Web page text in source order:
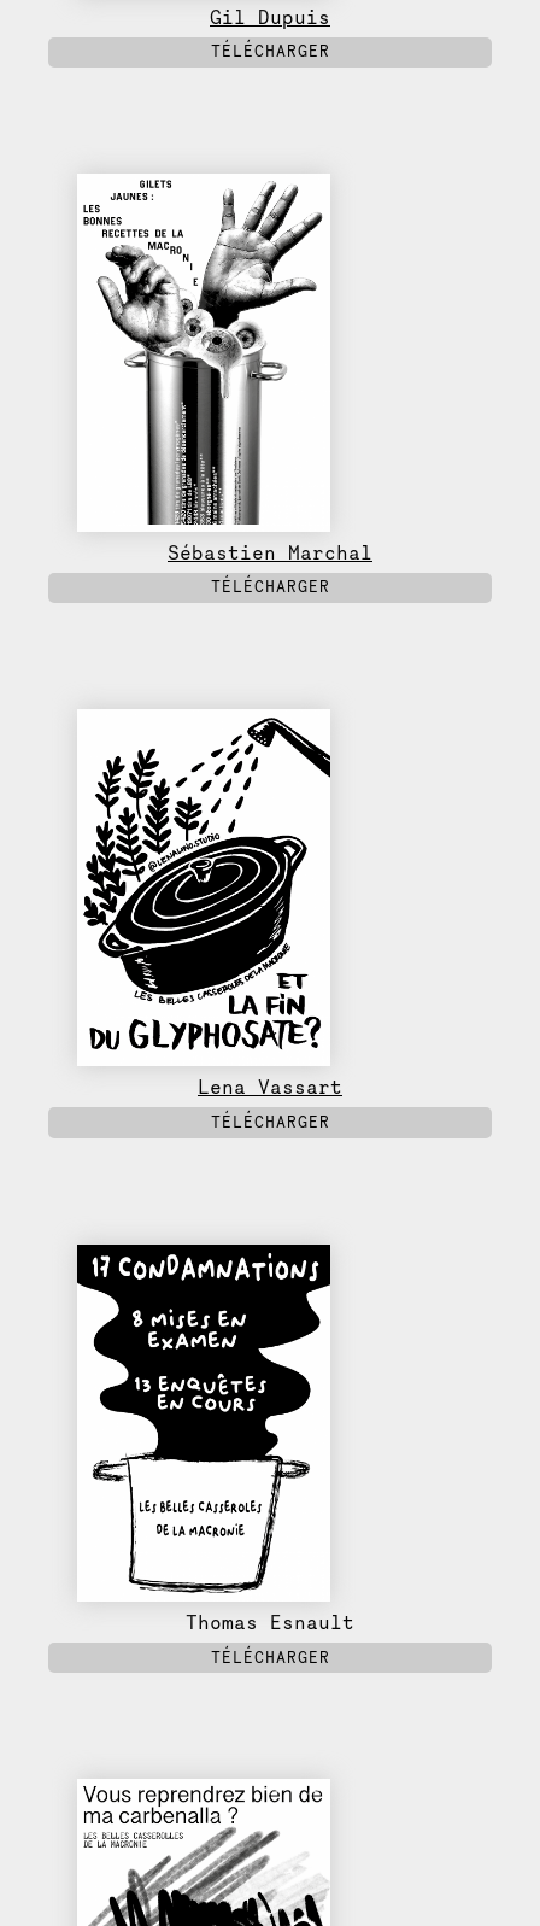
Gil Dupuis
TÉLÉCHARGER
Sébastien Marchal
TÉLÉCHARGER
Lena Vassart
TÉLÉCHARGER
Thomas Esnault
TÉLÉCHARGER